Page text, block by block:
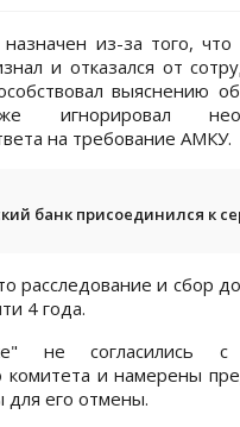
из-за того,
и отказался от
выяснению
на требование АМКУ.
банк присоединился к
расследование и сбор
4 года.
не согласились с
комитета и намерены
для его отмены.